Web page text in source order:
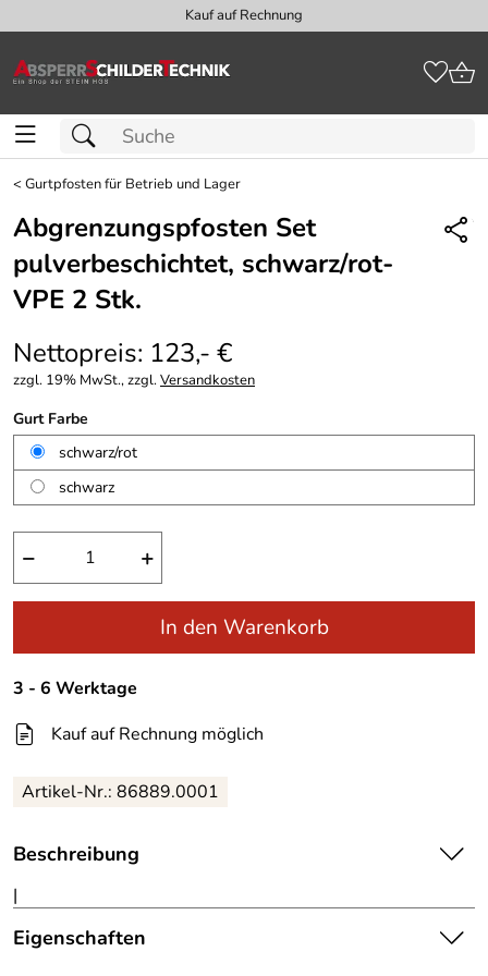
Kauf auf Rechnung
<Gurtpfosten für Betrieb und Lager
Abgrenzungspfosten Set
pulverbeschichtet, schwarz/rot-
VPE 2 Stk.
Nettopreis: 123,- €
zzgl. 19% MwSt., zzgl.Versandkosten
Gurt Farbe
schwarz/rot
schwarz
− +
In den Warenkorb
3 - 6 Werktage
Kauf auf Rechnung möglich
Artikel-Nr.: 86889.0001
Beschreibung
|
Eigenschaften